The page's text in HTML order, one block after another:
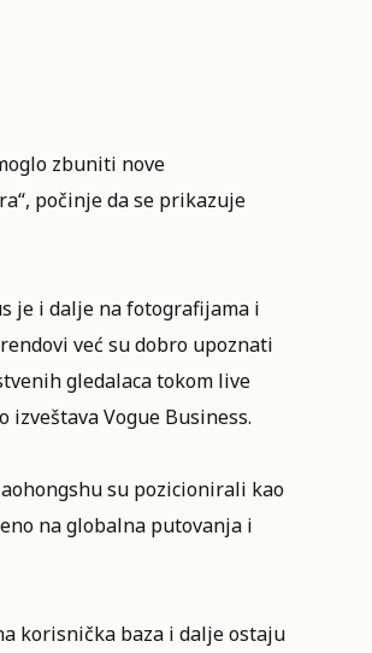
zbuniti nove
počinje da se prikazuje
je i dalje na fotografijama i
već su dobro upoznati
gledalaca tokom live
Vogue Business.
su pozicionirali kao
na globalna putovanja i
korisnička baza i dalje ostaju